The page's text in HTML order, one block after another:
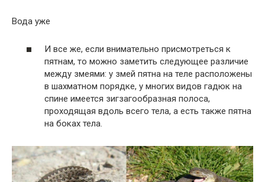
Вода уже
И все же, если внимательно присмотреться к
пятнам, то можно заметить следующее различие
между змеями: у змей пятна на теле расположены
в шахматном порядке, у многих видов гадюк на
спине имеется зигзагообразная полоса,
проходящая вдоль всего тела, а есть также пятна
на боках тела.